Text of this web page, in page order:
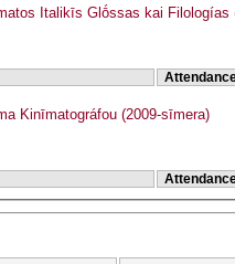
Italikīs Glṓssas kai Filologías
Kinīmatográfou (2009-sīmera)